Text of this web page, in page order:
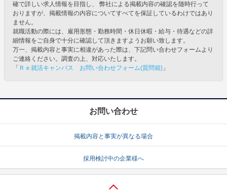
確で詳しい求人情報を目指し、 弊社による掲載内容の確認を随時行って
おりますが、掲載情報の内容についてすべてを保証しているわけではあり
ません。
就職活動の際には、雇用形態・勤務時間・休日休暇・給与・待遇などの詳
細情報をご自身で十分に確認して頂きますようお願い致します。
万一、掲載内容と事実に相違があった際は、下記問い合わせフォームより
ご連絡ください。調査の上、対応いたします。
「 Ｒｅ就活キャンパス お問い合わせフォーム(質問箱) 」
お問い合わせ
掲載内容と事実が異なる場合
採用検討中の企業様へ